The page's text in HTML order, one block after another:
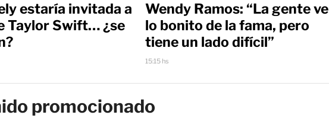
estaría invitada a
Taylor Swift… ¿se
Wendy Ramos: “La gente ve
lo bonito de la fama, pero
tiene un lado difícil”
15:15 hs
promocionado